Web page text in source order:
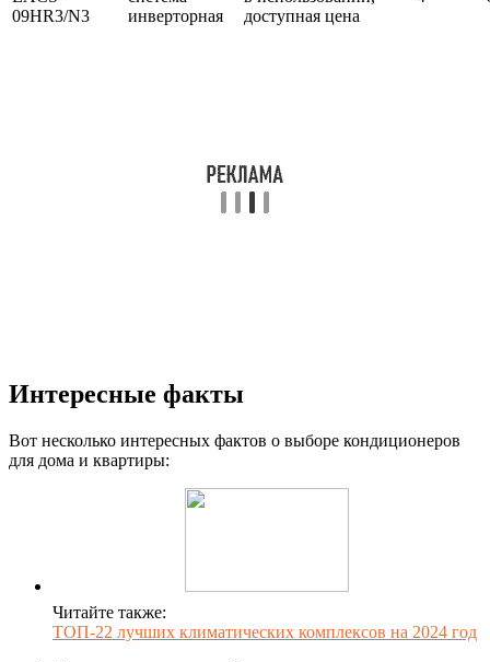
09HR3/N3
инверторная
доступная цена
Интересные факты
Вот несколько интересных фактов о выборе кондиционеров
для дома и квартиры:
Читайте также:
ТОП-22 лучших климатических комплексов на 2024 год